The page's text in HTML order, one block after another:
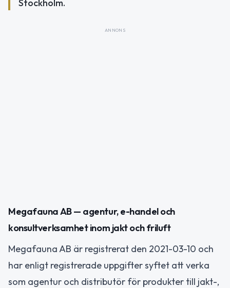
Stockholm.
ANNONS
Megafauna AB — agentur, e-handel och
konsultverksamhet inom jakt och friluft
Megafauna AB är registrerat den 2021-03-10 och
har enligt registrerade uppgifter syftet att verka
som agentur och distributör för produkter till jakt-,